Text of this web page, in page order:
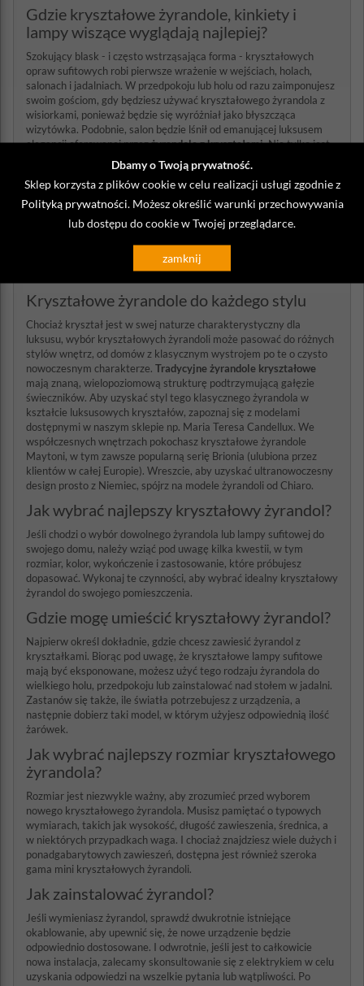
Dbamy o Twoją prywatność.
Sklep korzysta z plików cookie w celu realizacji usługi zgodnie z
Polityką prywatności . Możesz określić warunki przechowywania
lub dostępu do cookie w Twojej przeglądarce.
zamknij
Gdzie kryształowe żyrandole, kinkiety i
lampy wiszące wyglądają najlepiej?
Szokujący blask - i często wstrząsająca forma - kryształowych
opraw sufitowych robi pierwsze wrażenie w wejściach, holach,
salonach i jadalniach. W przedpokoju lub holu od razu zaimponujesz
swoim gościom, gdy będziesz używać kryształowego żyrandola z
wisiorkami, ponieważ będzie się wyróżniał jako błyszcząca
wizytówka. Podobnie, salon będzie lśnił od emanującej luksusem
elegancji oferowanej przezżyrandole z kryształami. Nie tylko jest
to sposób na przekazanie luksusu w przestrzeni, każdy z tych
żyrandoli stanie się również tematem rozmowy między gośćmi. I
możesz sprawić, że każdy posiłek będzie wydarzeniem dzięki
opalizującemu blaskowi kryształowej lampy wiszącej w jadalni.
Żyrandol lub lampa wisząca zawieszone nad stołem działają jako
centralny element pokoju. Wreszcie, w zwartych i miejskich
przestrzeniach, możesz użyć mini żyrandol z kryształowymi
zawieszkami, a jeśli lubisz zalety energooszczędności, spójrz na
dowolną, kryształową oprawę ze źródłem światła LED.
Kryształowe żyrandole do każdego stylu
Chociaż kryształ jest w swej naturze charakterystyczny dla
luksusu, wybór kryształowych żyrandoli może pasować do różnych
stylów wnętrz, od domów z klasycznym wystrojem po te o czysto
nowoczesnym charakterze. Tradycyjne żyrandole kryształowe
mają znaną, wielopoziomową strukturę podtrzymującą gałęzie
świeczników. Aby uzyskać styl tego klasycznego żyrandola w
kształcie luksusowych kryształów, zapoznaj się z modelami
dostępnymi w naszym sklepie np. Maria Teresa Candellux. We
współczesnych wnętrzach pokochasz kryształowe żyrandole
Maytoni, w tym zawsze popularną serię Brionia (ulubiona przez
klientów w całej Europie). Wreszcie, aby uzyskać ultranowoczesny
design prosto z Niemiec, spójrz na modele żyrandoli od Chiaro.
Jak wybrać najlepszy kryształowy żyrandol?
Jeśli chodzi o wybór dowolnego żyrandola lub lampy sufitowej do
swojego domu, należy wziąć pod uwagę kilka kwestii, w tym
rozmiar, kolor, wykończenie i zastosowanie, które próbujesz
dopasować. Wykonaj te czynności, aby wybrać idealny kryształowy
żyrandol do swojego pomieszczenia.
Gdzie mogę umieścić kryształowy żyrandol?
Najpierw określ dokładnie, gdzie chcesz zawiesić żyrandol z
kryształkami. Biorąc pod uwagę, że kryształowe lampy sufitowe
mają być eksponowane, możesz użyć tego rodzaju żyrandola do
wielkiego holu, przedpokoju lub zainstalować nad stołem w jadalni.
Zastanów się także, ile światła potrzebujesz z urządzenia, a
następnie dobierz taki model, w którym użyjesz odpowiednią ilość
żarówek.
Jak wybrać najlepszy rozmiar kryształowego
żyrandola?
Rozmiar jest niezwykle ważny, aby zrozumieć przed wyborem
nowego kryształowego żyrandola. Musisz pamiętać o typowych
wymiarach, takich jak wysokość, długość zawieszenia, średnica, a
w niektórych przypadkach waga. I chociaż znajdziesz wiele dużych i
ponadgabarytowych zawieszeń, dostępna jest również szeroka
gama mini kryształowych żyrandoli.
Jak zainstalować żyrandol?
Jeśli wymieniasz żyrandol, sprawdź dwukrotnie istniejące
okablowanie, aby upewnić się, że nowe urządzenie będzie
odpowiednio dostosowane. I odwrotnie, jeśli jest to całkowicie
nowa instalacja, zalecamy skonsultowanie się z elektrykiem w celu
uzyskania odpowiedzi na wszelkie pytania lub wątpliwości. Po